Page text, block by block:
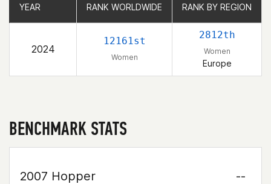
YEAR RANK WORLDWIDE RANK BY REGION
2024
12161st
Women
2812th
Women
Europe
YEAR RANK WORLDWIDE RANK BY REGION
BENCHMARK STATS
2007 Hopper
--